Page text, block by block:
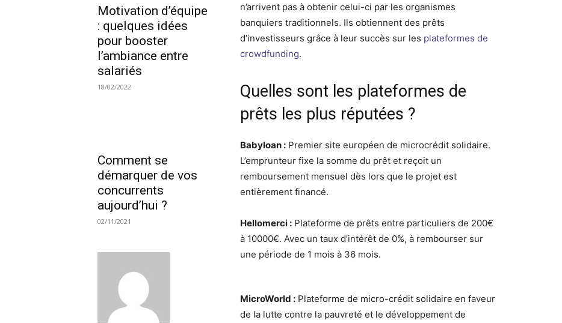
Motivation d’équipe
: quelques idées
pour booster
l’ambiance entre
salariés
18/02/2022
Comment se
démarquer de vos
concurrents
aujourd’hui ?
02/11/2021
n’arrivent pas à obtenir celui-ci par les organismes
banquiers traditionnels. Ils obtiennent des prêts
d’investisseurs grâce à leur succès sur les plateformes de
crowdfunding.
Quelles sont les plateformes de
prêts les plus réputées ?
Babyloan : Premier site européen de microcrédit solidaire.
L’emprunteur fixe la somme du prêt et reçoit un
remboursement mensuel dès lors que le projet est
entièrement financé.
Hellomerci : Plateforme de prêts entre particuliers de 200€
à 10000€. Avec un taux d’intérêt de 0%, à rembourser sur
une période de 1 mois à 36 mois.
MicroWorld : Plateforme de micro-crédit solidaire en faveur
de la lutte contre la pauvreté et le développement de